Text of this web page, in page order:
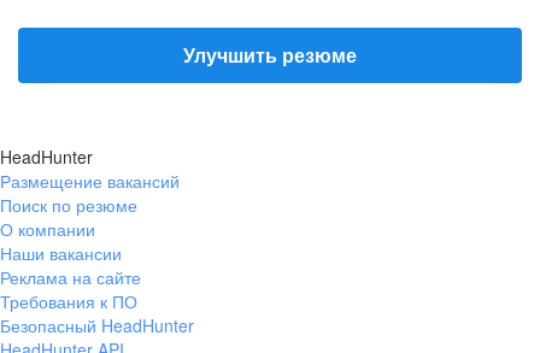
Улучшить резюме
HeadHunter
Размещение вакансий
Поиск по резюме
О компании
Наши вакансии
Реклама на сайте
Требования к ПО
Безопасный HeadHunter